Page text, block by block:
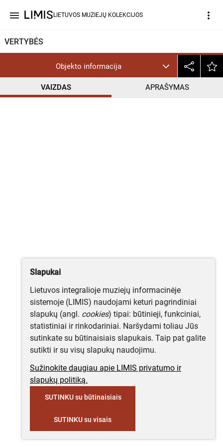
menu LIETUVOS MUZIEJŲ KOLEKCIJOS more_vert
VERTYBĖS
Objekto informacija
VAIZDAS APRAŠYMAS
Slapukai
Lietuvos integralioje muziejų informacinėje
sistemoje (LIMIS) naudojami keturi pagrindiniai
slapukų (angl. cookies) tipai: būtinieji, funkciniai,
statistiniai ir rinkodariniai. Naršydami toliau Jūs
sutinkate su būtinaisiais slapukais. Taip pat galite
sutikti ir su visų slapukų naudojimu.
Sužinokite daugiau apie LIMIS privatumo ir
slapukų politiką.
SUTINKU su būtinaisiais
SUTINKU su visais